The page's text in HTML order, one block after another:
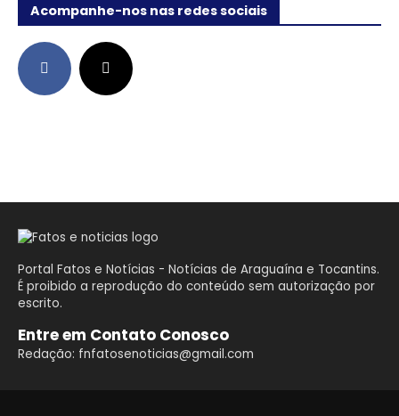
Acompanhe-nos nas redes sociais
Portal Fatos e Notícias - Notícias de Araguaína e Tocantins.
É proibido a reprodução do conteúdo sem autorização por
escrito.
Entre em Contato Conosco
Redação: fnfatosenoticias@gmail.com